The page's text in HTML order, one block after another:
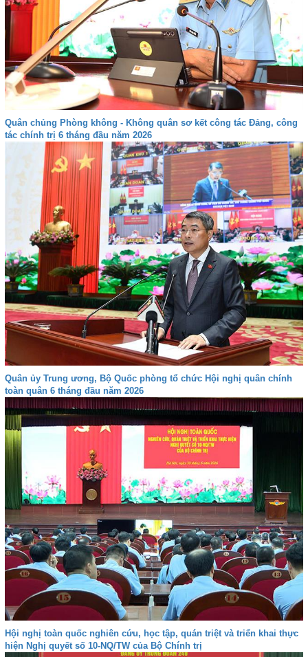
Quân chủng Phòng không - Không quân sơ kết công tác Đảng, công
tác chính trị 6 tháng đầu năm 2026
Quân ủy Trung ương, Bộ Quốc phòng tổ chức Hội nghị quân chính
toàn quân 6 tháng đầu năm 2026
Hội nghị toàn quốc nghiên cứu, học tập, quán triệt và triển khai thực
hiện Nghị quyết số 10-NQ/TW của Bộ Chính trị